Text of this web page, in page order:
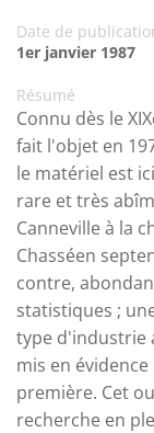
Date de
1er janvier 1987
Résumé
Connu dès le
fait l'objet en
le matériel est
rare et très
Canneville à la
Chasséen
contre,
statistiques ;
type d'industrie
mis en
première. Cet
recherche en